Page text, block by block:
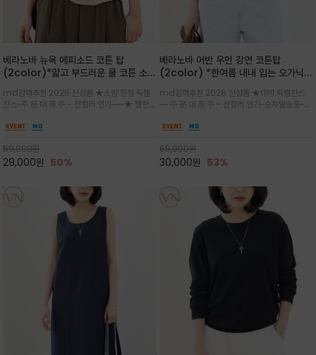
베라노바 뉴욕 에피소드 코튼 탑
(2color)*얇고 부드러운 쿨 코튼 소재
고 자연스러운 멋이 있는 핏으로 여름내
내 편하고 감각적으로 입으세요
md강력추천 2026 신상품 ★소량 한정 득템
찬스~주.문.대.폭.주 - 전컬러 인기~~~★ 쨍한듯
내추럴한 컬러감이 매력적인 티셔츠/여유로운
59,000원
29,000원 50%
베라노바 어반 우먼 강연 코튼탑
(2color) *한여름 내내 입는 오가닉
워크 (Line Work) & 스케치/감각적
인 아트워크 프린트가 시선을 끄는 루즈
핏 강연티셔츠
md강력추천 2026 신상품 ★대박 득템찬스
~~ 주.문.대.폭.주 - 전컬러 인기~순차발송중~★
한 착용감을 선사하며, 자연스럽게 떨어지는 실루
으로도 포인트가 되며, 데일리 활
65,000원
30,000원 53%